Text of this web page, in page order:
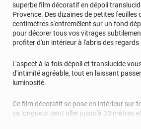
superbe film décoratif en dépoli
Provence. Des dizaines de petites feuilles
centimètres s'entremêlent sur un fond
pour décorer tous vos vitrages
profiter d'un intérieur à l'abris des regards
L'aspect à la fois dépoli et translucide
d'intimité agréable, tout en laissant
luminosité.
Ce film décoratif se pose en intérieur sur
sa longueur peut aller jusqu'à 30 mètres